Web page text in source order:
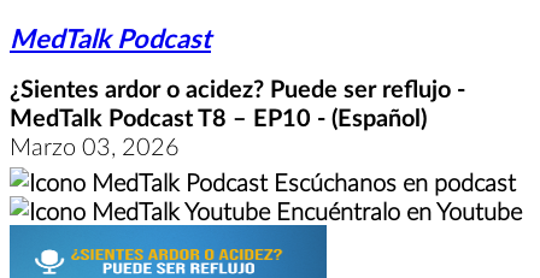
MedTalk Podcast
¿Sientes ardor o acidez? Puede ser reflujo -
MedTalk Podcast T8 – EP10 - (Español)
Marzo 03, 2026
Escúchanos en podcast
Encuéntralo en Youtube